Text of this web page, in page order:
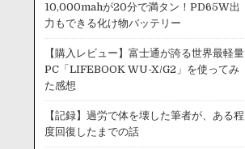
10,000mahが20分で満タン！PD65W出
力もできる化け物バッテリー
【購入レビュー】富士通が誇る世界最軽量
PC「LIFEBOOK WU-X/G2」を使ってみ
た感想
【記録】過労で体を壊した筆者が、ある程
度回復したまでの話